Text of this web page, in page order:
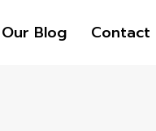
Our Blog Contact